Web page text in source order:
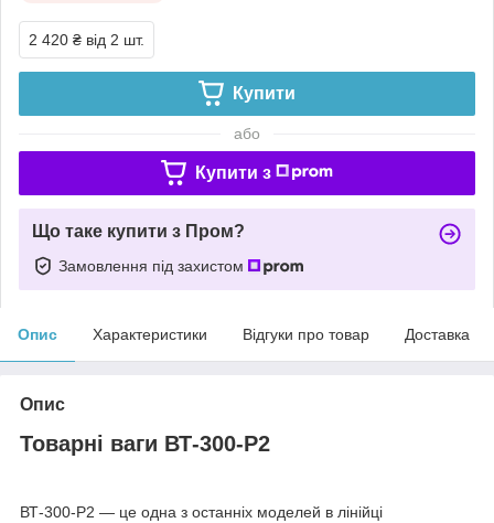
2 420 ₴ від 2 шт.
Купити
або
Купити з
Що таке купити з Пром?
Замовлення під захистом
Опис Характеристики Відгуки про товар Доставка
Опис
Товарні ваги ВТ-300-Р2
ВТ-300-Р2 — це одна з останніх моделей в лінійці